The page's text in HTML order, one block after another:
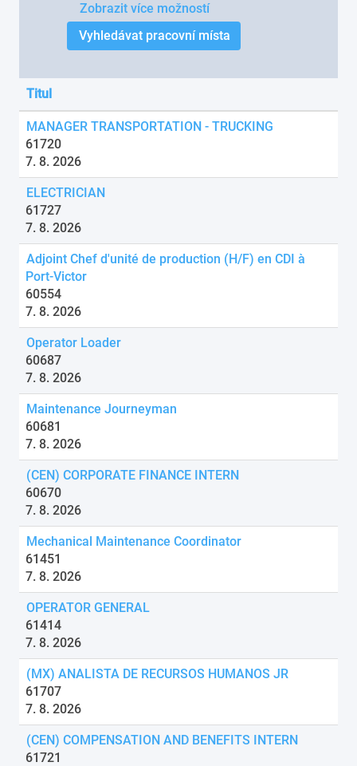
Zobrazit více možností
Titul
MANAGER TRANSPORTATION - TRUCKING
61720
7. 8. 2026
ELECTRICIAN
61727
7. 8. 2026
Adjoint Chef d'unité de production (H/F) en CDI à
Port-Victor
60554
7. 8. 2026
Operator Loader
60687
7. 8. 2026
Maintenance Journeyman
60681
7. 8. 2026
(CEN) CORPORATE FINANCE INTERN
60670
7. 8. 2026
Mechanical Maintenance Coordinator
61451
7. 8. 2026
OPERATOR GENERAL
61414
7. 8. 2026
(MX) ANALISTA DE RECURSOS HUMANOS JR
61707
7. 8. 2026
(CEN) COMPENSATION AND BENEFITS INTERN
61721